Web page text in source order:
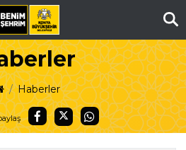
Haberler